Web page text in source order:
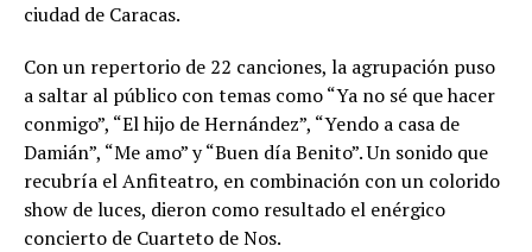
ciudad de Caracas.
Con un repertorio de 22 canciones, la agrupación puso
a saltar al público con temas como “Ya no sé que hacer
conmigo”, “El hijo de Hernández”, “Yendo a casa de
Damián”, “Me amo” y “Buen día Benito”. Un sonido que
recubría el Anfiteatro, en combinación con un colorido
show de luces, dieron como resultado el enérgico
concierto de Cuarteto de Nos.